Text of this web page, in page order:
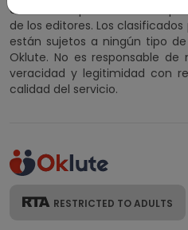
clasificados para adultos se
de los editores. Los
están sujetos a ningún tipo
Oklute. No es responsable
veracidad y legitimidad con
calidad del servicio.
RESTRICTED TO ADULTS